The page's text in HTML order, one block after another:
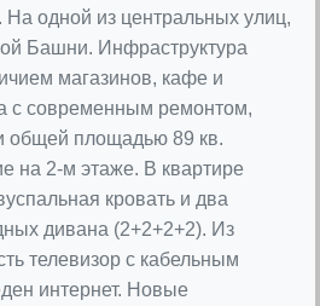
На одной из центральных улиц,
Башни. Инфраструктура
магазинов, кафе и
с современным ремонтом,
общей площадью 89 кв.
на 2-м этаже. В квартире
кровать и два
дивана (2+2+2+2). Из
телевизор с кабельным
интернет. Новые